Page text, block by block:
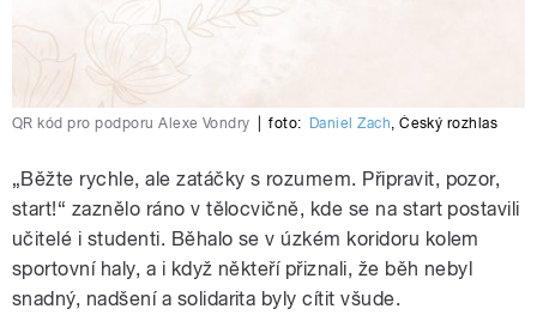
QR kód pro podporu Alexe Vondry foto: Daniel Zach,Český rozhlas
„Běžte rychle, ale zatáčky s rozumem. Připravit, pozor,
start!“ zaznělo ráno v tělocvičně, kde se na start postavili
učitelé i studenti. Běhalo se v úzkém koridoru kolem
sportovní haly, a i když někteří přiznali, že běh nebyl
snadný, nadšení a solidarita byly cítit všude.